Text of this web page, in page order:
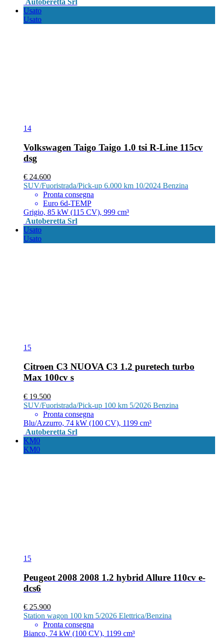
Autoberetta Srl
Usato
Usato
14
Volkswagen Taigo Taigo 1.0 tsi R-Line 115cv
dsg
€ 24.600
SUV/Fuoristrada/Pick-up 6.000 km 10/2024 Benzina
Pronta consegna
Euro 6d-TEMP
Grigio, 85 kW (115 CV), 999 cm³
Autoberetta Srl
Usato
Usato
15
Citroen C3 NUOVA C3 1.2 puretech turbo
Max 100cv s
€ 19.500
SUV/Fuoristrada/Pick-up 100 km 5/2026 Benzina
Pronta consegna
Blu/Azzurro, 74 kW (100 CV), 1199 cm³
Autoberetta Srl
KM0
KM0
15
Peugeot 2008 2008 1.2 hybrid Allure 110cv e-
dcs6
€ 25.900
Station wagon 100 km 5/2026 Elettrica/Benzina
Pronta consegna
Bianco, 74 kW (100 CV), 1199 cm³